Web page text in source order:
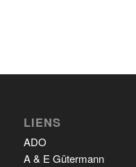
LIENS
ADO
A & E Gütermann